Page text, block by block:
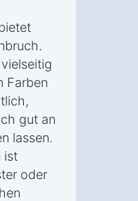
Farben
gut an
lassen.
ist
oder